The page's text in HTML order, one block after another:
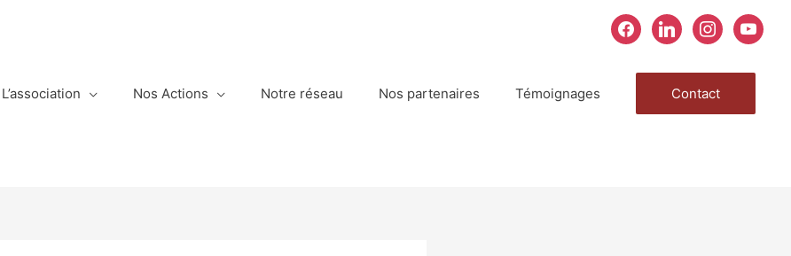
facebooklinkedininstagramyoutube
L’association Nos Actions Notre réseau Nos partenaires Témoignages Contact